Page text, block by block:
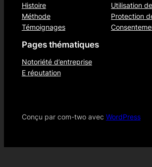
Histoire
Méthode
Témoignages
Utilisation
Protection
Pages thématiques
Notoriété d’entreprise
E réputation
Conçu par com-two avec WordPress